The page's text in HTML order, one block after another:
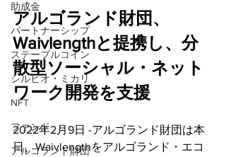
助成金
パートナーシップ
ステーブルコイン
シルビオ・ミカリ
NFT
ファンド
アルゴランド財団
アルゴランド財団、
Waivlengthと提携し、分
散型ソーシャル・ネット
ワーク開発を支援
2022年2月9日 -アルゴランド財団は本
日、Waivlengthをアルゴランド・エコ